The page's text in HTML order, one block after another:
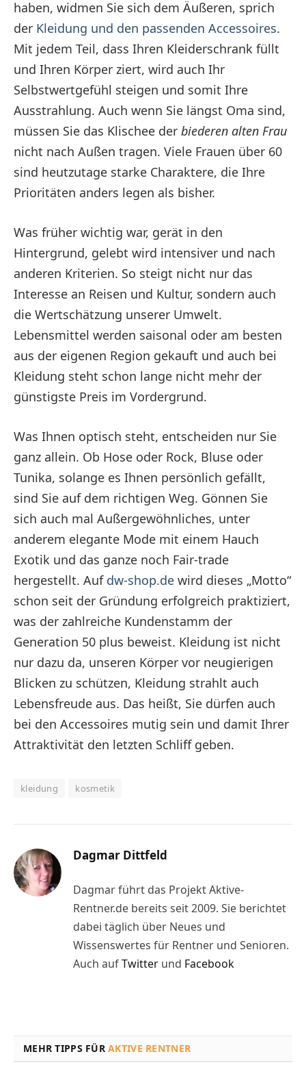
haben, widmen Sie sich dem Äußeren, sprich
der Kleidung und den passenden Accessoires.
Mit jedem Teil, dass Ihren Kleiderschrank füllt
und Ihren Körper ziert, wird auch Ihr
Selbstwertgefühl steigen und somit Ihre
Ausstrahlung. Auch wenn Sie längst Oma sind,
müssen Sie das Klischee der biederen alten Frau
nicht nach Außen tragen. Viele Frauen über 60
sind heutzutage starke Charaktere, die Ihre
Prioritäten anders legen als bisher.
Was früher wichtig war, gerät in den
Hintergrund, gelebt wird intensiver und nach
anderen Kriterien. So steigt nicht nur das
Interesse an Reisen und Kultur, sondern auch
die Wertschätzung unserer Umwelt.
Lebensmittel werden saisonal oder am besten
aus der eigenen Region gekauft und auch bei
Kleidung steht schon lange nicht mehr der
günstigste Preis im Vordergrund.
Was Ihnen optisch steht, entscheiden nur Sie
ganz allein. Ob Hose oder Rock, Bluse oder
Tunika, solange es Ihnen persönlich gefällt,
sind Sie auf dem richtigen Weg. Gönnen Sie
sich auch mal Außergewöhnliches, unter
anderem elegante Mode mit einem Hauch
Exotik und das ganze noch Fair-trade
hergestellt. Auf dw-shop.de wird dieses „Motto“
schon seit der Gründung erfolgreich praktiziert,
was der zahlreiche Kundenstamm der
Generation 50 plus beweist. Kleidung ist nicht
nur dazu da, unseren Körper vor neugierigen
Blicken zu schützen, Kleidung strahlt auch
Lebensfreude aus. Das heißt, Sie dürfen auch
bei den Accessoires mutig sein und damit Ihrer
Attraktivität den letzten Schliff geben.
kleidung kosmetik
Dagmar Dittfeld
Dagmar führt das Projekt Aktive-
Rentner.de bereits seit 2009. Sie berichtet
dabei täglich über Neues und
Wissenswertes für Rentner und Senioren.
Auch aufTwitter und Facebook
MEHR TIPPS FÜRAKTIVE RENTNER